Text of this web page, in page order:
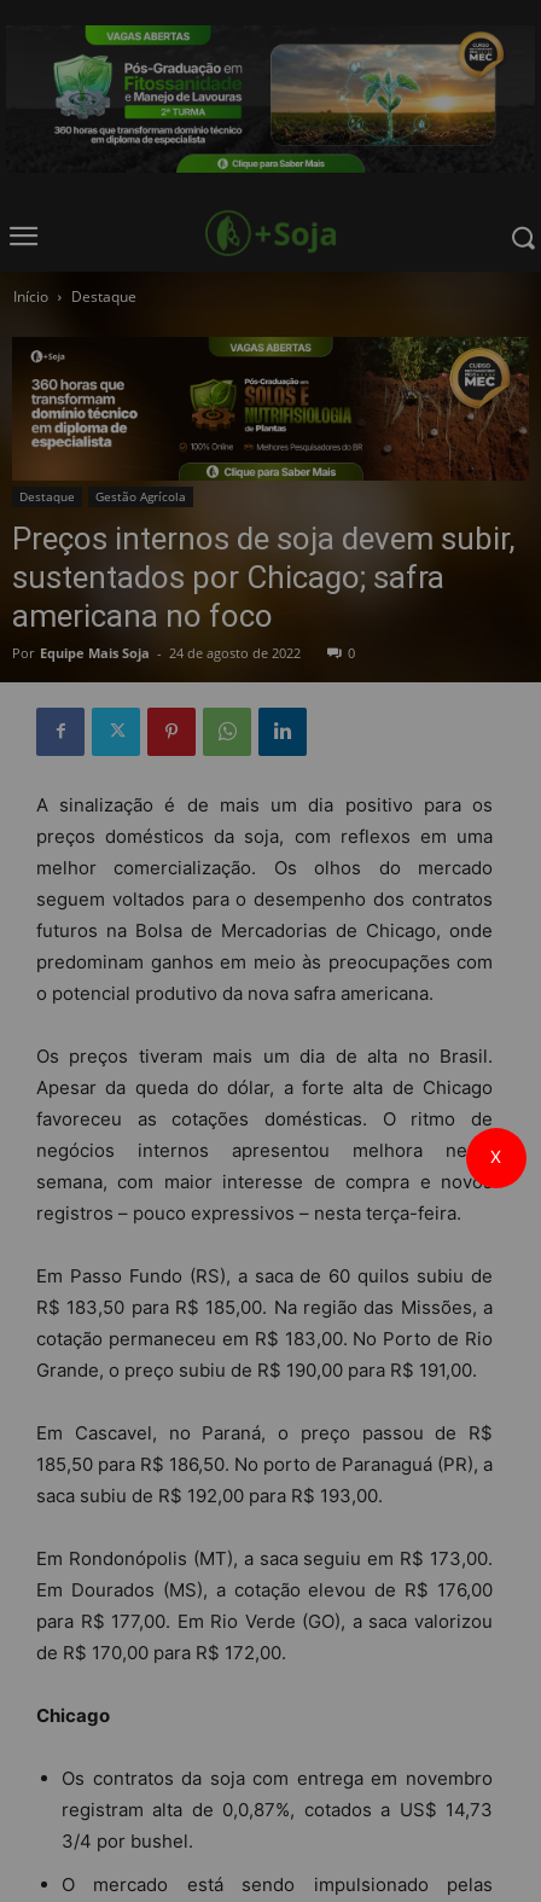
Início Destaque
Destaque Gestão Agrícola
Preços internos de soja devem subir,
sustentados por Chicago; safra
americana no foco
Por Equipe Mais Soja - 24 de agosto de 2022 0
A sinalização é de mais um dia positivo para os
preços domésticos da soja, com reflexos em uma
melhor comercialização. Os olhos do mercado
seguem voltados para o desempenho dos contratos
futuros na Bolsa de Mercadorias de Chicago, onde
predominam ganhos em meio às preocupações com
o potencial produtivo da nova safra americana.
Os preços tiveram mais um dia de alta no Brasil.
Apesar da queda do dólar, a forte alta de Chicago
favoreceu as cotações domésticas. O ritmo de
negócios internos apresentou melhora nesta
semana, com maior interesse de compra e novos
registros – pouco expressivos – nesta terça-feira.
Em Passo Fundo (RS), a saca de 60 quilos subiu de
R$ 183,50 para R$ 185,00. Na região das Missões, a
cotação permaneceu em R$ 183,00. No Porto de Rio
Grande, o preço subiu de R$ 190,00 para R$ 191,00.
Em Cascavel, no Paraná, o preço passou de R$
185,50 para R$ 186,50. No porto de Paranaguá (PR), a
saca subiu de R$ 192,00 para R$ 193,00.
Em Rondonópolis (MT), a saca seguiu em R$ 173,00.
Em Dourados (MS), a cotação elevou de R$ 176,00
para R$ 177,00. Em Rio Verde (GO), a saca valorizou
de R$ 170,00 para R$ 172,00.
Chicago
Os contratos da soja com entrega em novembro
registram alta de 0,0,87%, cotados a US$ 14,73
3/4 por bushel.
O mercado está sendo impulsionado pelas
X